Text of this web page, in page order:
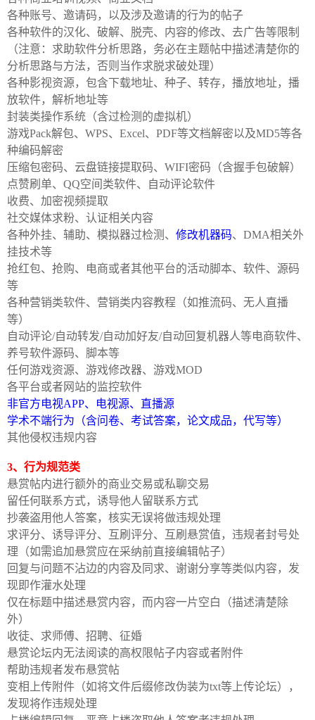
52
po
jie.
cn
各种账号、邀请码，以及涉及邀请的行为的帖子
各种软件的汉化、破解、脱壳、内容的修改、去广告等限制
（注意：求助软件分析思路，务必在主题帖中描述清楚你的
分析思路与方法，否则当作求脱求破处理）
各种影视资源，包含下载地址、种子、转存，播放地址，播
放软件，解析地址等
封装类操作系统（含过检测的虚拟机）
游戏Pack解包、WPS、Excel、PDF等文档解密以及MD5等各
种编码解密
压缩包密码、云盘链接提取码、WIFI密码（含握手包破解）
点赞刷单、QQ空间类软件、自动评论软件
收费、加密视频提取
社交媒体求粉、认证相关内容
各种外挂、辅助、模拟器过检测、 修改机器码、DMA相关外
挂技术等
抢红包、抢购、电商或者其他平台的活动脚本、软件、源码
等
各种营销类软件、营销类内容教程（如推流码、无人直播
等）
自动评论/自动转发/自动加好友/自动回复机器人等电商软件、
养号软件源码、脚本等
任何游戏资源、游戏修改器、游戏MOD
各平台或者网站的监控软件
非官方电视APP、电视源、直播源
学术不端行为（含问卷、考试答案，论文成品，代写等）
其他侵权违规内容
3、行为规范类
悬赏帖内进行额外的商业交易或私聊交易
留任何联系方式，诱导他人留联系方式
抄袭盗用他人答案，核实无误将做违规处理
求评分、诱导评分、互刷评分、互刷悬赏值，违规者封号处
理（如需追加悬赏应在采纳前直接编辑帖子）
回复与问题不沾边的内容及同求、谢谢分享等类似内容，发
现即作灌水处理
仅在标题中描述悬赏内容，而内容一片空白（描述清楚除
外）
收徒、求师傅、招聘、征婚
悬赏论坛内无法阅读的高权限帖子内容或者附件
帮助违规者发布悬赏帖
变相上传附件（如将文件后缀修改伪装为txt等上传论坛），
发现将作违规处理